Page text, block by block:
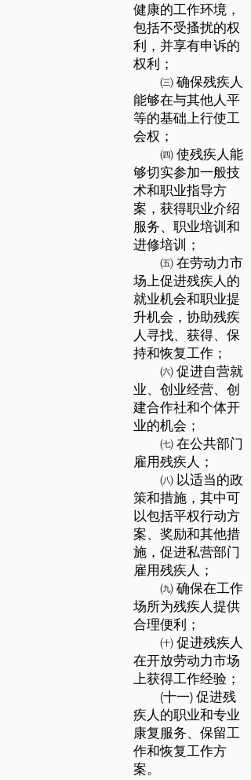
健康的工作环境，
包括不受搔扰的权
利，并享有申诉的
权利；
㈢ 确保残疾人
能够在与其他人平
等的基础上行使工
会权；
㈣ 使残疾人能
够切实参加一般技
术和职业指导方
案，获得职业介绍
服务、职业培训和
进修培训；
㈤ 在劳动力市
场上促进残疾人的
就业机会和职业提
升机会，协助残疾
人寻找、获得、保
持和恢复工作；
㈥ 促进自营就
业、创业经营、创
建合作社和个体开
业的机会；
㈦ 在公共部门
雇用残疾人；
㈧ 以适当的政
策和措施，其中可
以包括平权行动方
案、奖励和其他措
施，促进私营部门
雇用残疾人；
㈨ 确保在工作
场所为残疾人提供
合理便利；
㈩ 促进残疾人
在开放劳动力市场
上获得工作经验；
(十一) 促进残
疾人的职业和专业
康复服务、保留工
作和恢复工作方
案。